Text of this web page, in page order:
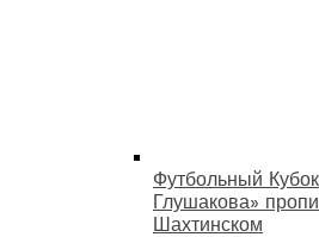
Футбольный
Глушакова»
Шахтинском